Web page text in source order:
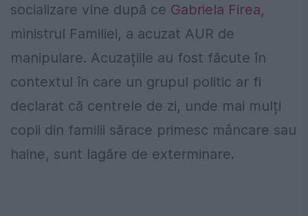
socializare vine după ce Gabriela Firea,
ministrul Familiei, a acuzat AUR de
manipulare. Acuzațiile au fost făcute în
contextul în care un grupul politic ar fi
declarat că centrele de zi, unde mai mulți
copii din familii sărace primesc mâncare sau
haine, sunt lagăre de exterminare.